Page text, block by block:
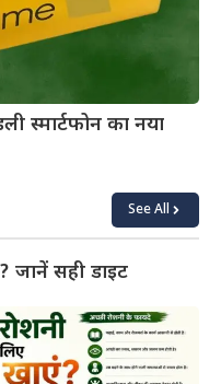
स्मार्टफोन का नया
See All
जानें सही डाइट